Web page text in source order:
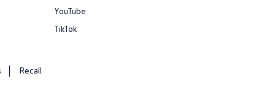
YouTube
TikTok
Recall